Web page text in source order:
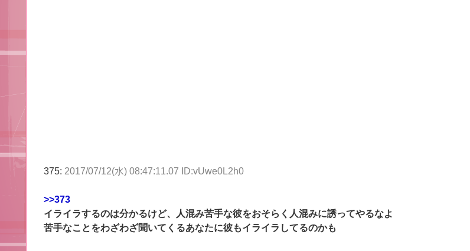
375: 2017/07/12(水) 08:47:11.07 ID:vUwe0L2h0
>>373
イライラするのは分かるけど、人混み苦手な彼をおそらく人混みに誘ってやるなよ
苦手なことをわざわざ聞いてくるあなたに彼もイライラしてるのかも